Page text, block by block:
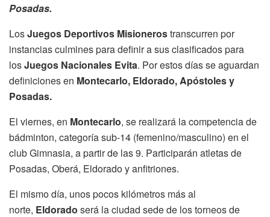
Posadas.
LosJuegos Deportivos Misionerostranscurren por
instancias culmines para definir a sus clasificados para
losJuegos Nacionales Evita. Por estos días se aguardan
definiciones en Montecarlo, Eldorado, Apóstoles y
Posadas.
El viernes, en Montecarlo, se realizará la competencia de
bádminton, categoría sub-14 (femenino/masculino) en el
club Gimnasia, a partir de las 9. Participarán atletas de
Posadas, Oberá, Eldorado y anfitriones.
El mismo día, unos pocos kilómetros más al
norte, Eldorado será la ciudad sede de los torneos de